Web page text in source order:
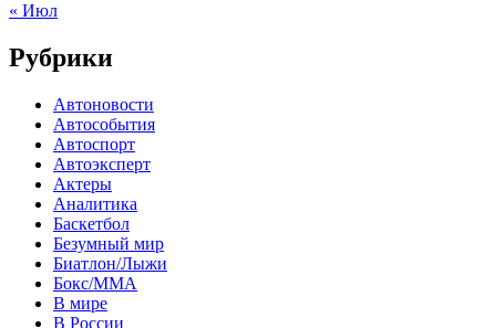
« Июл
Рубрики
Автоновости
Автособытия
Автоспорт
Автоэксперт
Актеры
Аналитика
Баскетбол
Безумный мир
Биатлон/Лыжи
Бокс/MMA
В мире
В России